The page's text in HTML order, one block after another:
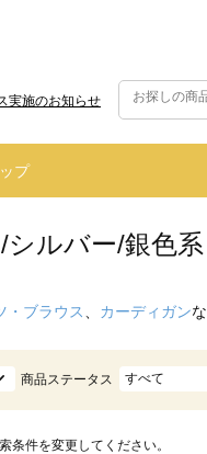
実施のお知らせ
プ
シルバー/銀色系
・ブラウス カーディガン
商品ステータス すべて
条件を変更してください。